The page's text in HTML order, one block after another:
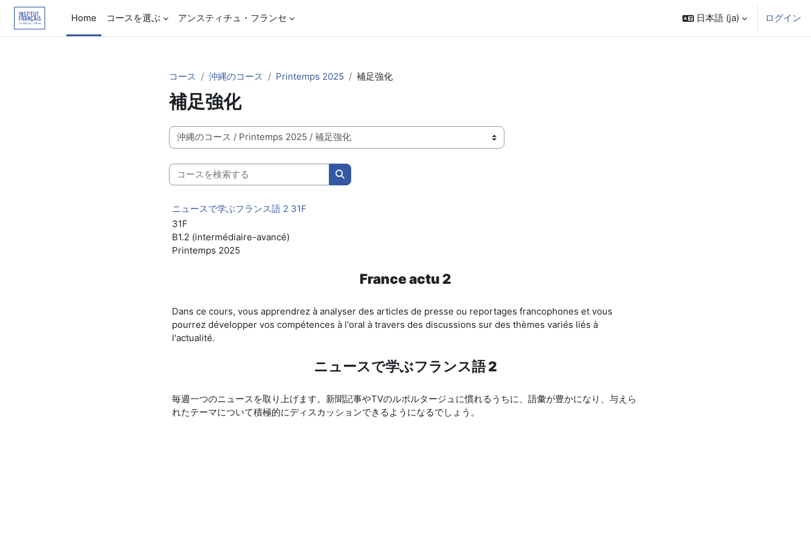
メインコンテンツへスキップする
Home
コースを選ぶ アンスティチュ・フランセ 日本語 ‎(ja)‎ ログイン
コース 沖縄のコース Printemps 2025 補足強化
補足強化
コースカテゴリ
コースを検索する
コースを検索する
ニュースで学ぶフランス語 2 31F
31F
B1.2 (intermédiaire-avancé)
Printemps 2025
France actu 2
Dans ce cours, vous apprendrez à analyser des articles de presse ou reportages francophones et vous
pourrez développer vos compétences à l'oral à travers des discussions sur des thèmes variés liés à
l'actualité.
ニュースで学ぶフランス語 2
毎週一つのニュースを取り上げます。新聞記事やTVのルポルタージュに慣れるうちに、語彙が豊かになり、与えら
れたテーマについて積極的にディスカッションできるようになるでしょう。